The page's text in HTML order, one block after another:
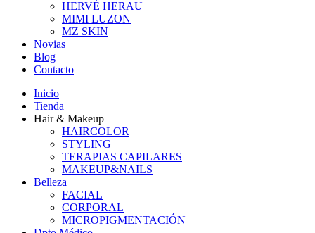
HERVÉ HERAU
MIMI LUZON
MZ SKIN
Novias
Blog
Contacto
Inicio
Tienda
Hair & Makeup
HAIRCOLOR
STYLING
TERAPIAS CAPILARES
MAKEUP&NAILS
Belleza
FACIAL
CORPORAL
MICROPIGMENTACIÓN